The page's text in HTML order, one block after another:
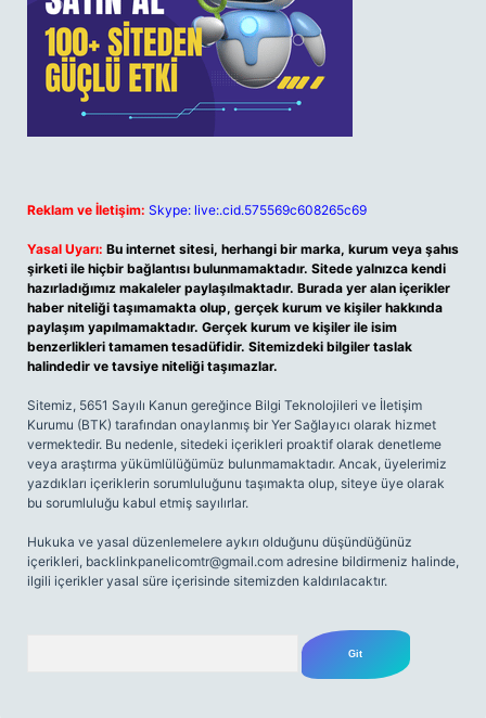
Reklam ve İletişim: Skype: live:.cid.575569c608265c69
Yasal Uyarı: Bu internet sitesi, herhangi bir marka, kurum veya şahıs
şirketi ile hiçbir bağlantısı bulunmamaktadır. Sitede yalnızca kendi
hazırladığımız makaleler paylaşılmaktadır. Burada yer alan içerikler
haber niteliği taşımamakta olup, gerçek kurum ve kişiler hakkında
paylaşım yapılmamaktadır. Gerçek kurum ve kişiler ile isim
benzerlikleri tamamen tesadüfidir. Sitemizdeki bilgiler taslak
halindedir ve tavsiye niteliği taşımazlar.
Sitemiz, 5651 Sayılı Kanun gereğince Bilgi Teknolojileri ve İletişim
Kurumu (BTK) tarafından onaylanmış bir Yer Sağlayıcı olarak hizmet
vermektedir. Bu nedenle, sitedeki içerikleri proaktif olarak denetleme
veya araştırma yükümlülüğümüz bulunmamaktadır. Ancak, üyelerimiz
yazdıkları içeriklerin sorumluluğunu taşımakta olup, siteye üye olarak
bu sorumluluğu kabul etmiş sayılırlar.
Hukuka ve yasal düzenlemelere aykırı olduğunu düşündüğünüz
içerikleri, backlinkpanelicomtr@gmail.com adresine bildirmeniz halinde,
ilgili içerikler yasal süre içerisinde sitemizden kaldırılacaktır.